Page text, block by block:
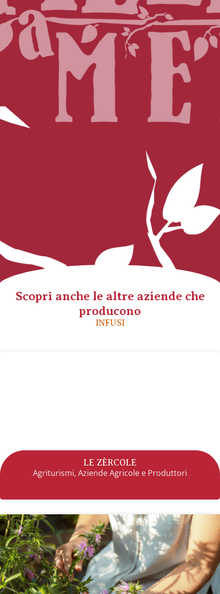
Scopri anche le altre aziende che
producono
INFUSI
LE ZÈRCOLE
Agriturismi, Aziende Agricole e Produttori